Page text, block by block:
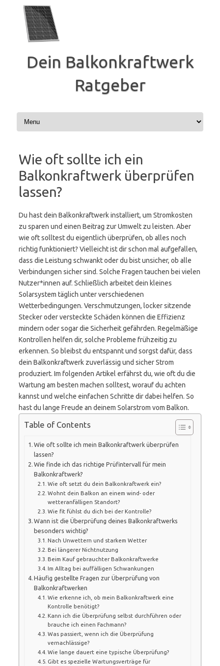
Inhalt
springen
Dein Balkonkraftwerk
Ratgeber
Wie oft sollte ich ein
Balkonkraftwerk überprüfen
lassen?
Du hast dein Balkonkraftwerk installiert, um Stromkosten
zu sparen und einen Beitrag zur Umwelt zu leisten. Aber
wie oft solltest du eigentlich überprüfen, ob alles noch
richtig funktioniert? Vielleicht ist dir schon mal aufgefallen,
dass die Leistung schwankt oder du bist unsicher, ob alle
Verbindungen sicher sind. Solche Fragen tauchen bei vielen
Nutzer*innen auf. Schließlich arbeitet dein kleines
Solarsystem täglich unter verschiedenen
Wetterbedingungen. Verschmutzungen, locker sitzende
Stecker oder versteckte Schäden können die Effizienz
mindern oder sogar die Sicherheit gefährden. Regelmäßige
Kontrollen helfen dir, solche Probleme frühzeitig zu
erkennen. So bleibst du entspannt und sorgst dafür, dass
dein Balkonkraftwerk zuverlässig und sicher Strom
produziert. Im folgenden Artikel erfährst du, wie oft du die
Wartung am besten machen solltest, worauf du achten
kannst und welche einfachen Schritte dir dabei helfen. So
hast du lange Freude an deinem Solarstrom vom Balkon.
Table of Contents
Wie oft sollte ich mein Balkonkraftwerk überprüfen
lassen?
Wie finde ich das richtige Prüfintervall für mein
Balkonkraftwerk?
Wie oft setzt du dein Balkonkraftwerk ein?
Wohnt dein Balkon an einem wind- oder
wetteranfälligen Standort?
Wie fit fühlst du dich bei der Kontrolle?
Wann ist die Überprüfung deines Balkonkraftwerks
besonders wichtig?
Nach Unwettern und starkem Wetter
Bei längerer Nichtnutzung
Beim Kauf gebrauchter Balkonkraftwerke
Im Alltag bei auffälligen Schwankungen
Häufig gestellte Fragen zur Überprüfung von
Balkonkraftwerken
Wie erkenne ich, ob mein Balkonkraftwerk eine
Kontrolle benötigt?
Kann ich die Überprüfung selbst durchführen oder
brauche ich einen Fachmann?
Was passiert, wenn ich die Überprüfung
vernachlässige?
Wie lange dauert eine typische Überprüfung?
Gibt es spezielle Wartungsverträge für